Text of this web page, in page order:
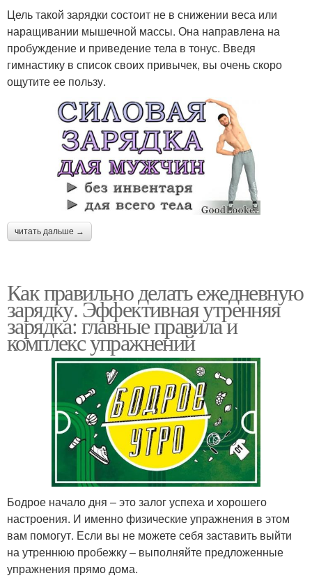
Цель такой зарядки состоит не в снижении веса или
наращивании мышечной массы. Она направлена на
пробуждение и приведение тела в тонус. Введя
гимнастику в список своих привычек, вы очень скоро
ощутите ее пользу.
читать дальше →
Как правильно делать ежедневную
зарядку. Эффективная утренняя
зарядка: главные правила и
комплекс упражнений
Бодрое начало дня – это залог успеха и хорошего
настроения. И именно физические упражнения в этом
вам помогут. Если вы не можете себя заставить выйти
на утреннюю пробежку – выполняйте предложенные
упражнения прямо дома.